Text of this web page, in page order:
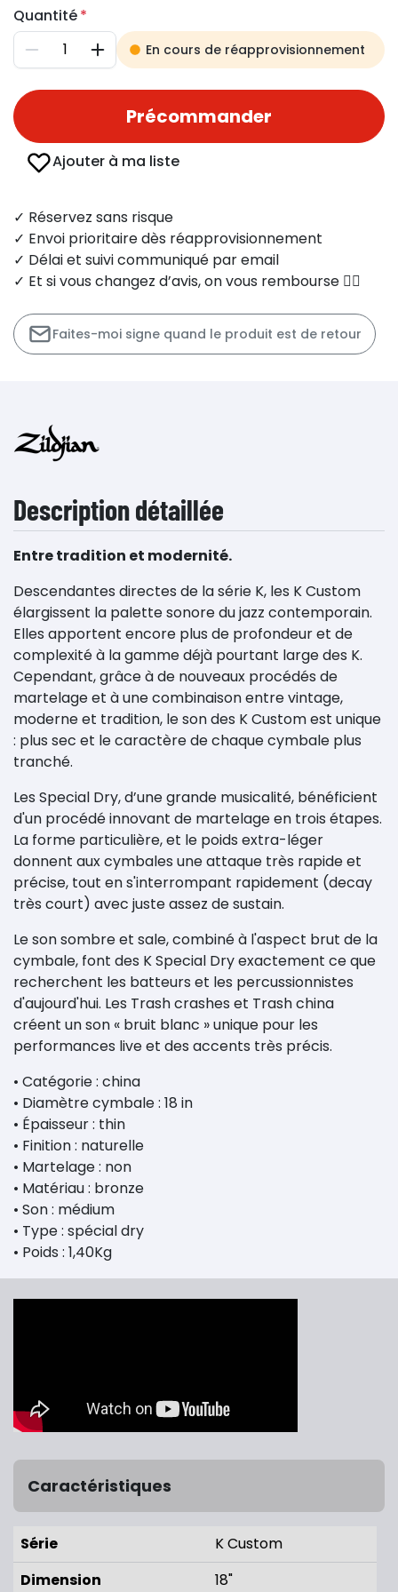
Quantité
Diminuer AugmenterEn cours de réapprovisionnement
Précommander
Ajouter à ma liste
✓ Réservez sans risque
✓ Envoi prioritaire dès réapprovisionnement
✓ Délai et suivi communiqué par email
✓ Et si vous changez d’avis, on vous rembourse 👍🏻
Faites-moi signe quand le produit est de retour
Description détaillée
Entre tradition et modernité.
Descendantes directes de la série K, les K Custom
élargissent la palette sonore du jazz contemporain.
Elles apportent encore plus de profondeur et de
complexité à la gamme déjà pourtant large des K.
Cependant, grâce à de nouveaux procédés de
martelage et à une combinaison entre vintage,
moderne et tradition, le son des K Custom est unique
: plus sec et le caractère de chaque cymbale plus
tranché.
Les Special Dry, d’une grande musicalité, bénéficient
d'un procédé innovant de martelage en trois étapes.
La forme particulière, et le poids extra-léger
donnent aux cymbales une attaque très rapide et
précise, tout en s'interrompant rapidement (decay
très court) avec juste assez de sustain.
Le son sombre et sale, combiné à l'aspect brut de la
cymbale, font des K Special Dry exactement ce que
recherchent les batteurs et les percussionnistes
d'aujourd'hui. Les Trash crashes et Trash china
créent un son « bruit blanc » unique pour les
performances live et des accents très précis.
• Catégorie : china
• Diamètre cymbale : 18 in
• Épaisseur : thin
• Finition : naturelle
• Martelage : non
• Matériau : bronze
• Son : médium
• Type : spécial dry
• Poids : 1,40Kg
Caractéristiques
Série
K Custom
Dimension
18"